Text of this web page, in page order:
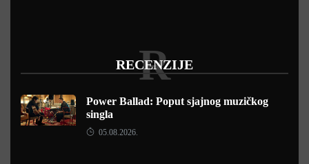
RECENZIJE
R
Power Ballad: Poput sjajnog muzičkog
singla
05.08.2026.